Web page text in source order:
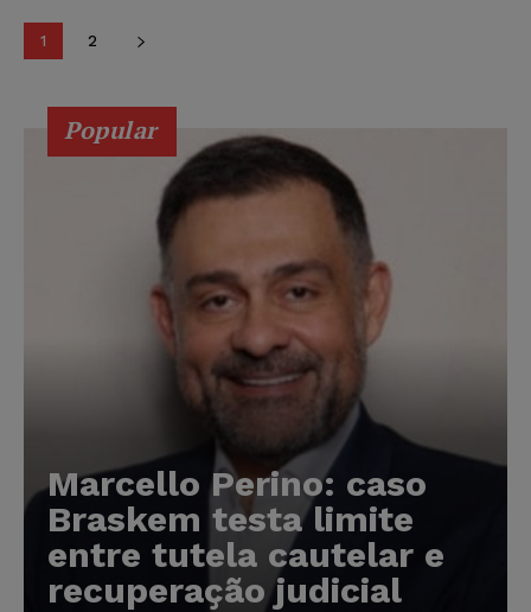
1 2
Popular
Marcello Perino: caso
Braskem testa limite
entre tutela cautelar e
recuperação judicial